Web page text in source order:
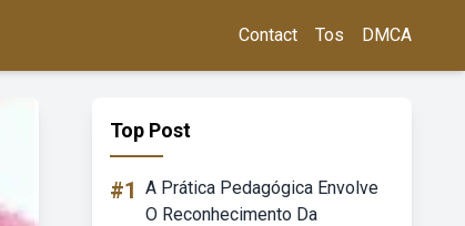
Contact Tos DMCA
Top Post
#1 A Prática Pedagógica Envolve
O Reconhecimento Da